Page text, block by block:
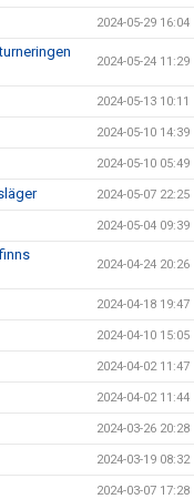
2024-05-29 16:04
2024-05-24 11:29
2024-05-13 10:11
2024-05-10 14:39
2024-05-10 05:49
2024-05-07 22:25
2024-05-04 09:39
2024-04-24 20:26
2024-04-18 19:47
2024-04-10 15:05
2024-04-02 11:47
2024-04-02 11:44
2024-03-26 20:28
2024-03-19 08:32
2024-03-07 17:28